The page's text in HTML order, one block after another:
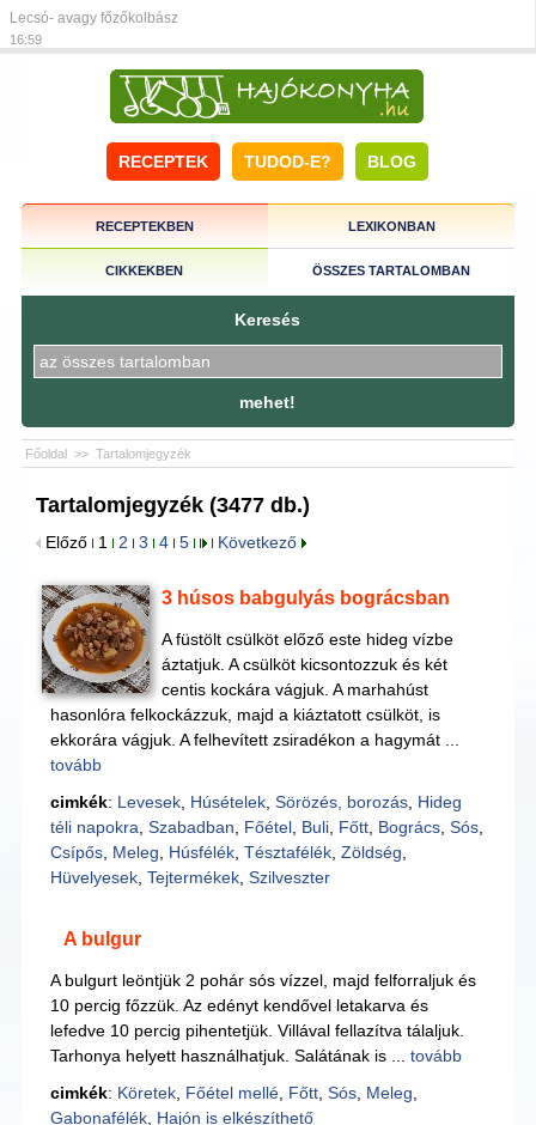
Lecsó- avagy főzőkolbász
16:59
RECEPTEK TUDOD-E? BLOG
RECEPTEKBEN LEXIKONBAN
CIKKEKBEN ÖSSZES TARTALOMBAN
Keresés
mehet!
Főoldal >> Tartalomjegyzék
Tartalomjegyzék (3477 db.)
Előző 1 2 3 4 5 Következő
3 húsos babgulyás bográcsban
A füstölt csülköt előző este hideg vízbe
áztatjuk. A csülköt kicsontozzuk és két
centis kockára vágjuk. A marhahúst
hasonlóra felkockázzuk, majd a kiáztatott csülköt, is
ekkorára vágjuk. A felhevített zsiradékon a hagymát ...
tovább
cimkék: Levesek, Húsételek, Sörözés, borozás, Hideg
téli napokra Szabadban Főétel, Buli, Főtt, Bogrács, Sós,
Csípős, Meleg Húsfélék, Tésztafélék, Zöldség
Hüvelyesek, Tejtermékek, Szilveszter
A bulgur
A bulgurt leöntjük 2 pohár sós vízzel, majd felforraljuk és
10 percig főzzük. Az edényt kendővel letakarva és
lefedve 10 percig pihentetjük. Villával fellazítva tálaljuk.
Tarhonya helyett használhatjuk. Salátának is ... tovább
cimkék: Köretek, Főétel mellé, Főtt, Sós, Meleg
Gabonafélék, Hajón is elkészíthető